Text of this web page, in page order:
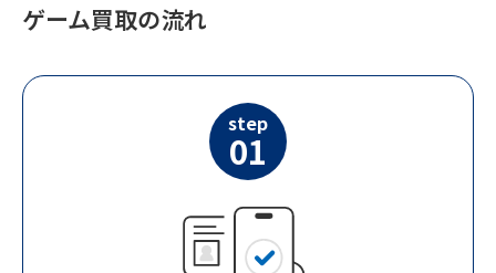
ゲーム買取の流れ
step
01